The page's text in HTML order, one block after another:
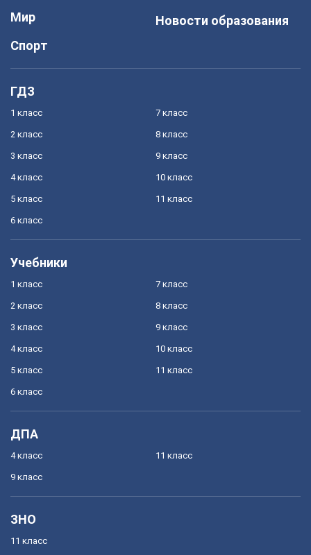
Мир
Спорт
Новости образования
ГДЗ
1 класс
2 класс
3 класс
4 класс
5 класс
6 класс
7 класс
8 класс
9 класс
10 класс
11 класс
Учебники
1 класс
2 класс
3 класс
4 класс
5 класс
6 класс
7 класс
8 класс
9 класс
10 класс
11 класс
ДПА
4 класс
9 класс
11 класс
ЗНО
11 класс